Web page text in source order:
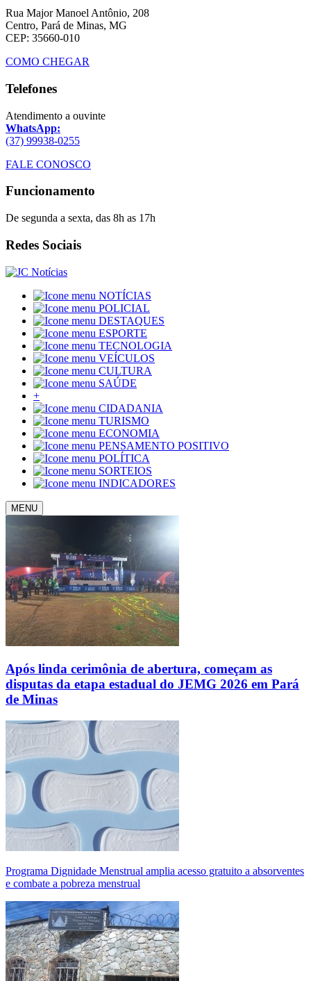
Rua Major Manoel Antônio, 208
Centro, Pará de Minas, MG
CEP: 35660-010
COMO CHEGAR
Telefones
Atendimento a ouvinte
WhatsApp:
(37) 99938-0255
FALE CONOSCO
Funcionamento
De segunda a sexta, das 8h as 17h
Redes Sociais
NOTÍCIAS
POLICIAL
DESTAQUES
ESPORTE
TECNOLOGIA
VEÍCULOS
CULTURA
SAÚDE
+
CIDADANIA
TURISMO
ECONOMIA
PENSAMENTO POSITIVO
POLÍTICA
SORTEIOS
INDICADORES
MENU
Após linda cerimônia de abertura, começam as
disputas da etapa estadual do JEMG 2026 em Pará
de Minas
Programa Dignidade Menstrual amplia acesso gratuito a absorventes
e combate a pobreza menstrual